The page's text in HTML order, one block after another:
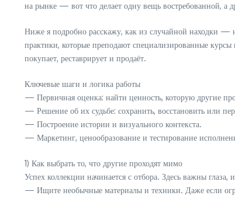
на рынке — вот что делает одну вещь востребованной, а
Ниже я подробно расскажу, как из случайной находки
практики, которые преподают специализированные
покупает, реставрирует и продаёт.
Ключевые шаги и логика работы
— Первичная оценка: найти ценность, которую другие
— Решение об их судьбе: сохранить, восстановить или
— Построение истории и визуального контекста.
— Маркетинг, ценообразование и тестирование
1) Как выбрать то, что другие проходят мимо
Успех коллекции начинается с отбора. Здесь важны
— Ищите необычные материалы и техники. Даже если